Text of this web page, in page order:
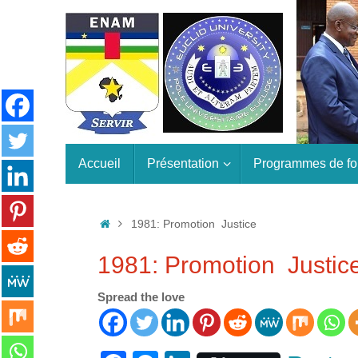
contenu
Accueil Présentation Programmes de
Accueil1981: Promotion Justice
1981: Promotion
Spread the love